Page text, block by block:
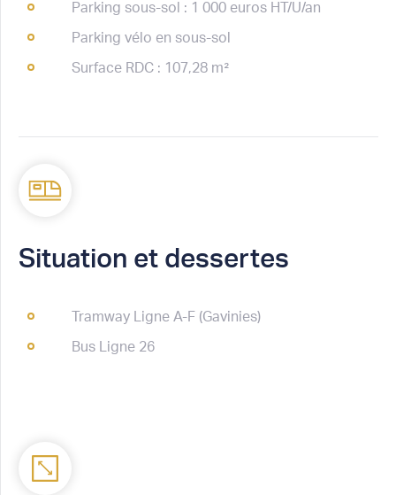
Parking sous-sol : 1 000 euros HT/U/an
Parking vélo en sous-sol
Surface RDC : 107,28 m²
Situation et dessertes
Tramway Ligne A-F (Gavinies)
Bus Ligne 26